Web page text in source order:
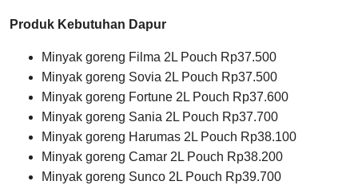
Produk Kebutuhan Dapur
Minyak goreng Filma 2L Pouch Rp37.500
Minyak goreng Sovia 2L Pouch Rp37.500
Minyak goreng Fortune 2L Pouch Rp37.600
Minyak goreng Sania 2L Pouch Rp37.700
Minyak goreng Harumas 2L Pouch Rp38.100
Minyak goreng Camar 2L Pouch Rp38.200
Minyak goreng Sunco 2L Pouch Rp39.700